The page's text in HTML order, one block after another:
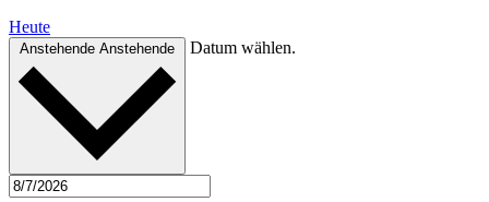
Heute
Anstehende Anstehende Datum wählen.